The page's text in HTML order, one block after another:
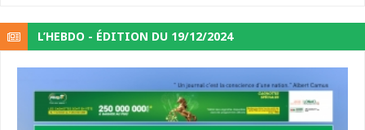
L’HEBDO - ÉDITION DU 19/12/2024